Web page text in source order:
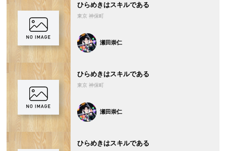
ひらめきはスキルである
東京 神保町
瀬田崇仁
ひらめきはスキルである
東京 神保町
瀬田崇仁
ひらめきはスキルである